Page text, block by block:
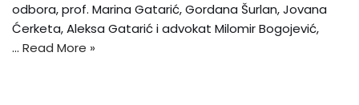
odbora, prof. Marina Gatarić, Gordana Šurlan, Jovana
Ćerketa, Aleksa Gatarić i advokat Milomir Bogojević,
… Read More »